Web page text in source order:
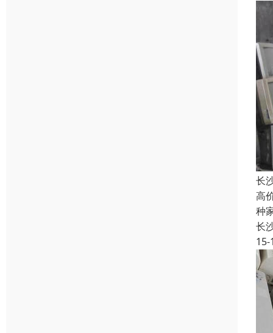
长
高
种
长
15-